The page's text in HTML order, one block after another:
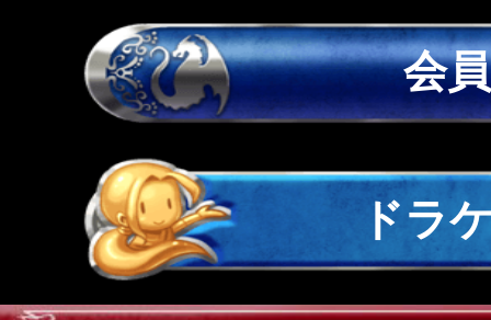
会
ドラ